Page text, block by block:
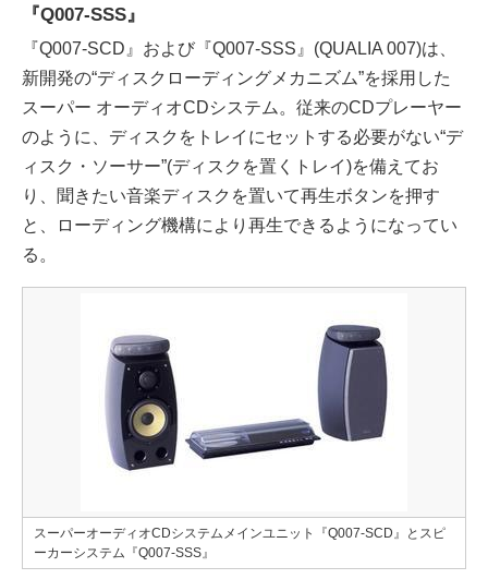
『Q007-SSS』
『Q007-SCD』および『Q007-SSS』(QUALIA 007)は、
新開発の“ディスクローディングメカニズム”を採用した
スーパー オーディオCDシステム。従来のCDプレーヤー
のように、ディスクをトレイにセットする必要がない“デ
ィスク・ソーサー”(ディスクを置くトレイ)を備えてお
り、聞きたい音楽ディスクを置いて再生ボタンを押す
と、ローディング機構により再生できるようになってい
る。
スーパーオーディオCDシステムメインユニット『Q007-SCD』とスピ
ーカーシステム『Q007-SSS』